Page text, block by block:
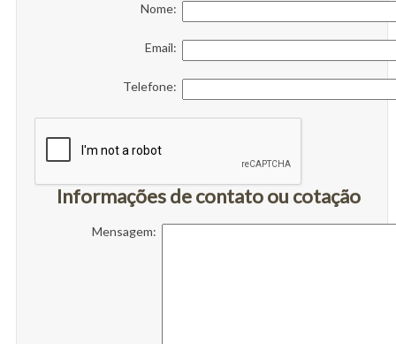
Nome:
Email:
Telefone:
Informações de contato ou cotação
Mensagem: